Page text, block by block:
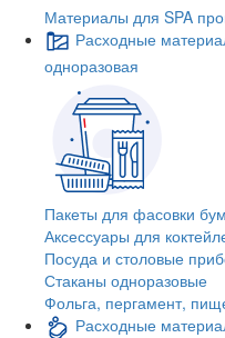
Материалы для SPA
Расходные
одноразовая
Пакеты для фасовки
Аксессуары для
Посуда и столовые
Стаканы одноразовые
Фольга, пергамент,
Расходные